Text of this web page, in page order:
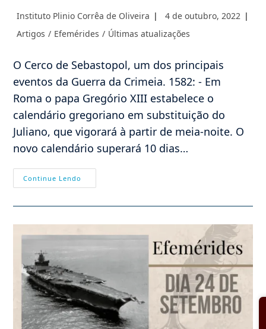
Autor
post:
Instituto Plinio Corrêa de Oliveira
Post
4 de outubro, 2022
Categoria
Artigos / Efemérides / Últimas atualizações
O Cerco de Sebastopol, um dos principais
eventos da Guerra da Crimeia. 1582: - Em
Roma o papa Gregório XIII estabelece o
calendário gregoriano em substituição do
Juliano, que vigorará à partir de meia-noite. O
novo calendário superará 10 dias…
Continue Lendo
–